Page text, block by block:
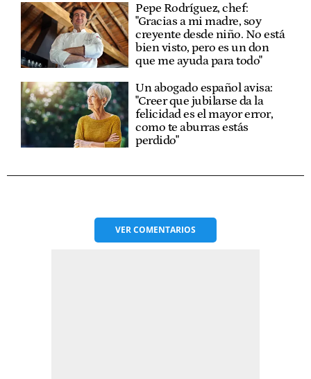
Pepe Rodríguez, chef:
"Gracias a mi madre, soy
creyente desde niño. No está
bien visto, pero es un don
que me ayuda para todo"
Un abogado español avisa:
"Creer que jubilarse da la
felicidad es el mayor error,
como te aburras estás
perdido"
VERCOMENTARIOS